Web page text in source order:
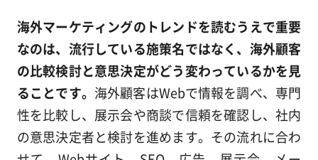
海外マーケティングのトレンドを読むうえで重要
なのは、流行している施策名ではなく、海外顧客
の比較検討と意思決定がどう変わっているかを見
ることです。 海外顧客はWebで情報を調べ、専門
性を比較し、展示会や商談で信頼を確認し、社内
の意思決定者と検討を進めます。その流れに合わ